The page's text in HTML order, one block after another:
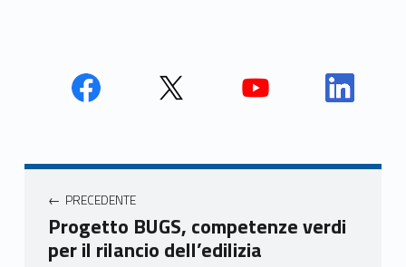
Unio
mer
e
Ven
Unio
e
Ven
Unio
e
Ven
Unio
e
Navigazione articoli
PRECEDENTE
Progetto BUGS, competenze verdi
per il rilancio dell’edilizia